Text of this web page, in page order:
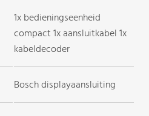
1x bedieningseenheid
compact 1x aansluitkabel 1x
kabeldecoder
Bosch displayaansluiting